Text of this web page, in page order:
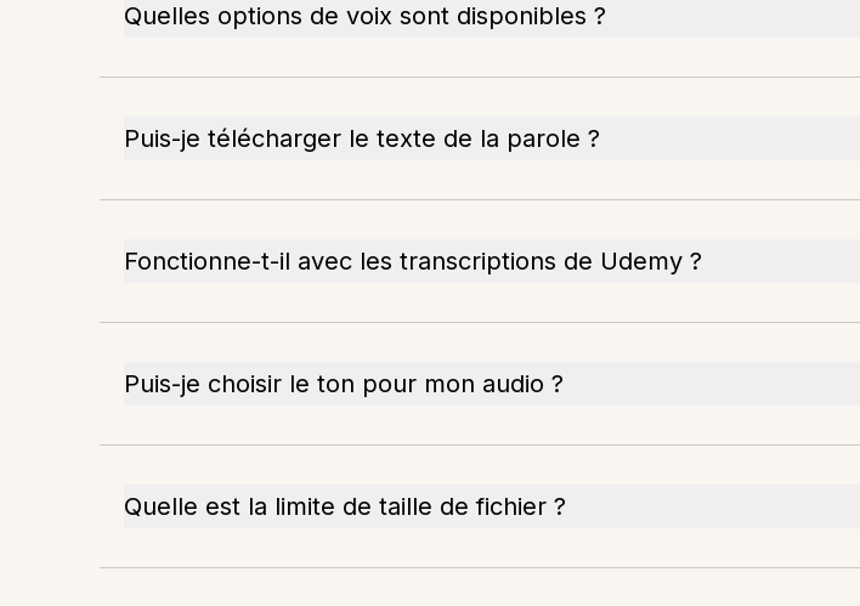
Quelles options de voix sont disponibles ?
Puis-je télécharger le texte de la parole ?
Fonctionne-t-il avec les transcriptions de Udemy ?
Puis-je choisir le ton pour mon audio ?
Quelle est la limite de taille de fichier ?